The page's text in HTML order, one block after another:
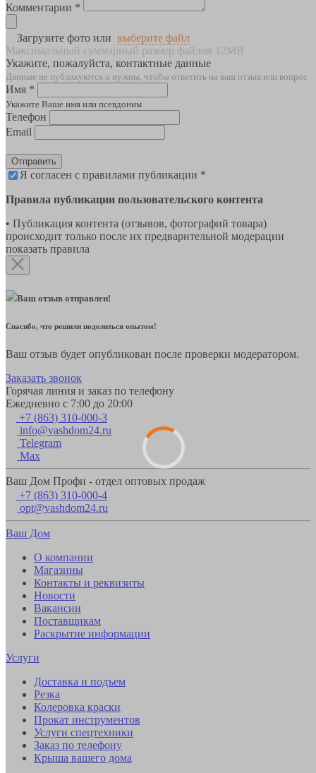
Комментарии *
Загрузите фото или выберите файл
Максимальный суммарный размер файлов 12MB
Укажите, пожалуйста, контактные данные
Данные не публикуются и нужны, чтобы ответить на ваш отзыв или вопрос
Имя *
Укажите Ваше имя или псевдоним
Телефон
Email
Отправить
Я согласен с правилами публикации *
Правила публикации пользовательского контента
• Публикация контента (отзывов, фотографий товара)
происходит только после их предварительной модерации
показать правила
Ваш отзыв отправлен!
Спасибо, что решили поделиться опытом!
Ваш отзыв будет опубликован после проверки модератором.
Заказать звонок
Горячая линия и заказ по телефону
Ежедневно с 7:00 до 20:00
+7 (863) 310-000-3
info@vashdom24.ru
Telegram
Max
Ваш Дом Профи - отдел оптовых продаж
+7 (863) 310-000-4
opt@vashdom24.ru
Ваш Дом
О компании
Магазины
Контакты и реквизиты
Новости
Вакансии
Поставщикам
Раскрытие информации
Услуги
Доставка и подъем
Резка
Колеровка краски
Прокат инструментов
Услуги спецтехники
Заказ по телефону
Крыша вашего дома